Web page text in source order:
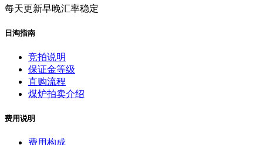
每天更新早晚汇率稳定
日淘指南
竞拍说明
保证金等级
直购流程
煤炉拍卖介绍
费用说明
费用构成